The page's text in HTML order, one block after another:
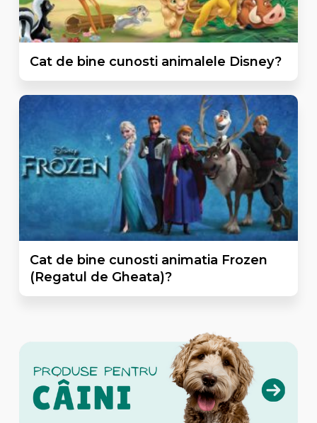
Cat de bine cunosti animalele Disney?
Cat de bine cunosti animatia Frozen
(Regatul de Gheata)?